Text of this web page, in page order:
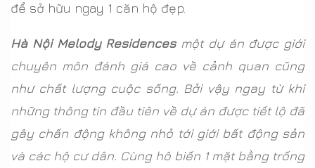
để sở hữu ngay 1 căn hộ đẹp.
Hà Nội Melody Residencesmột dự án được giới
chuyên môn đánh giá cao về cảnh quan cũng
như chất lượng cuộc sống. Bởi vậy ngay từ khi
những thông tin đầu tiên về dự án được tiết lộ đã
gây chấn động không nhỏ tới giới bất động sản
và các hộ cư dân. Cùng hô biến 1 mặt bằng trống